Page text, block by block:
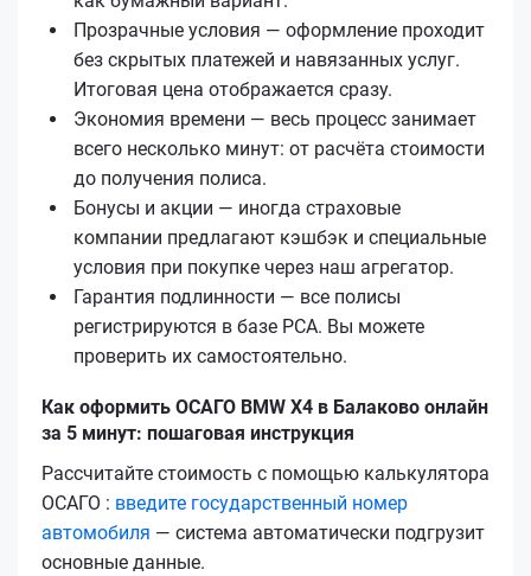
Прозрачные условия — оформление проходит
без скрытых платежей и навязанных услуг.
Итоговая цена отображается сразу.
Экономия времени — весь процесс занимает
всего несколько минут: от расчёта стоимости
до получения полиса.
Бонусы и акции — иногда страховые
компании предлагают кэшбэк и специальные
условия при покупке через наш агрегатор.
Гарантия подлинности — все полисы
регистрируются в базе РСА. Вы можете
проверить их самостоятельно.
Как оформить ОСАГО BMW X4 в Балаково онлайн
за 5 минут: пошаговая инструкция
Рассчитайте стоимость с помощью калькулятора
ОСАГО : введите государственный номер
автомобиля — система автоматически подгрузит
основные данные.